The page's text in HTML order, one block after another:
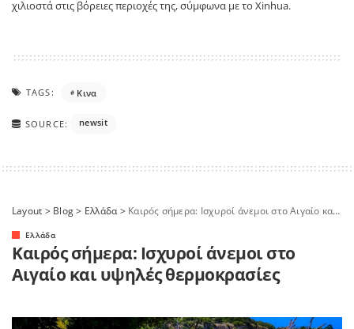
χιλιοστά στις βόρειες περιοχές της, σύμφωνα με το Xinhua.
TAGS: Κινα
SOURCE: newsit
Layout > Blog> Ελλάδα> Καιρός σήμερα: Ισχυροί άνεμοι στο Αιγαίο και υψηλές θερμοκρασίες
Ελλάδα
Καιρός σήμερα: Ισχυροί άνεμοι στο
Αιγαίο και υψηλές θερμοκρασίες